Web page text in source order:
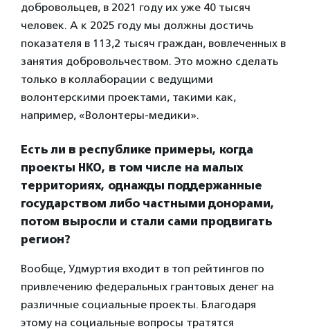
добровольцев, в 2021 году их уже 40 тысяч
человек. А к 2025 году мы должны достичь
показателя в 113,2 тысяч граждан, вовлеченных в
занятия добровольчеством. Это можно сделать
только в коллаборации с ведущими
волонтерскими проектами, такими как,
например, «Волонтеры-медики».
Есть ли в республике примеры, когда
проекты НКО, в том числе на малых
территориях, однажды поддержанные
государством либо частными донорами,
потом выросли и стали сами продвигать
регион?
Вообще, Удмуртия входит в топ рейтингов по
привлечению федеральных грантовых денег на
различные социальные проекты. Благодаря
этому на социальные вопросы тратятся